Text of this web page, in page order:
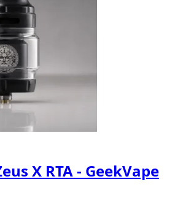
X RTA - GeekVape